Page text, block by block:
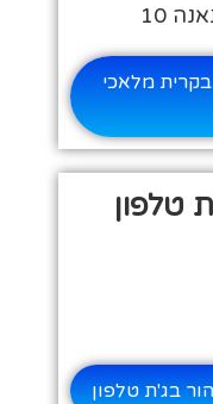
10
מלאכי
טלפון
בג'ת טלפון